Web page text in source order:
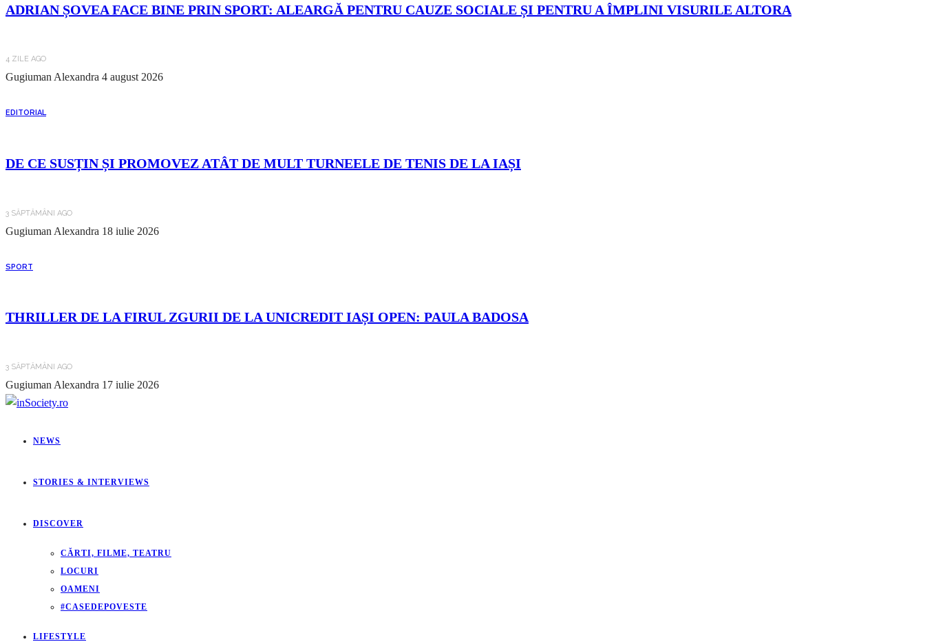
ADRIAN ȘOVEA FACE BINE PRIN SPORT: ALEARGĂ PENTRU CAUZE SOCIALE ȘI PENTRU A ÎMPLINI VISURILE ALTORA
4 ZILE AGO
Gugiuman Alexandra 4 august 2026
EDITORIAL
DE CE SUSȚIN ȘI PROMOVEZ ATÂT DE MULT TURNEELE DE TENIS DE LA IAȘI
3 SĂPTĂMÂNI AGO
Gugiuman Alexandra 18 iulie 2026
SPORT
THRILLER DE LA FIRUL ZGURII DE LA UNICREDIT IAȘI OPEN: PAULA BADOSA
3 SĂPTĂMÂNI AGO
Gugiuman Alexandra 17 iulie 2026
NEWS
STORIES & INTERVIEWS
DISCOVER
CĂRTI, FILME, TEATRU
LOCURI
OAMENI
#CASEDEPOVESTE
LIFESTYLE